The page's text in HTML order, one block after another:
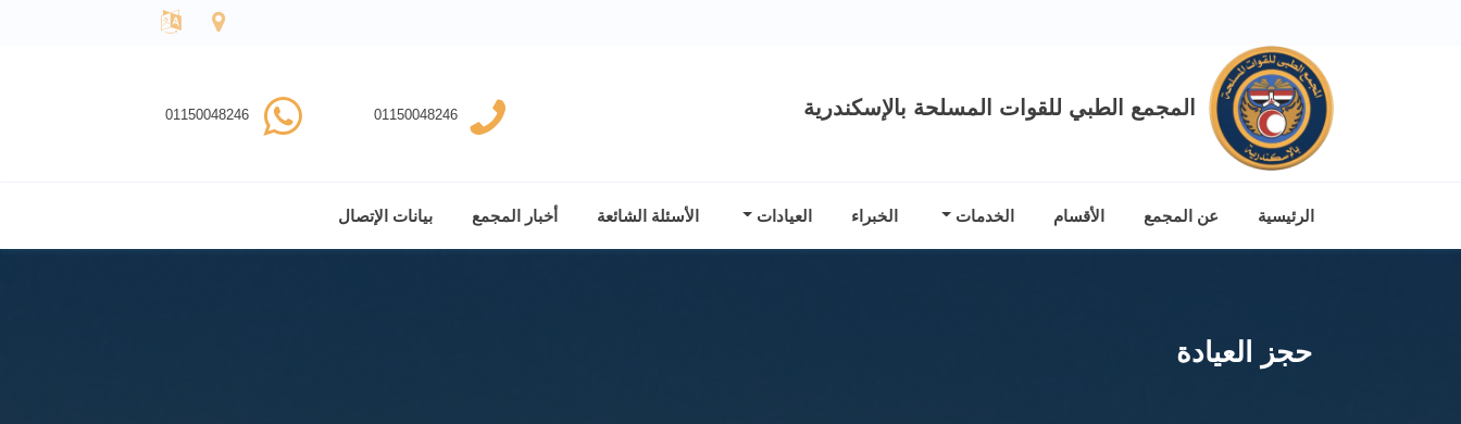
المجمع الطبي للقوات المسلحة بالإسكندرية 01150048246
01150048246
الرئيسية عن المجمع الأقسام الخدمات الخبراء العيادات الأسئلة الشائعة أخبار المجمع بيانات الإتصال
حجز العيادة